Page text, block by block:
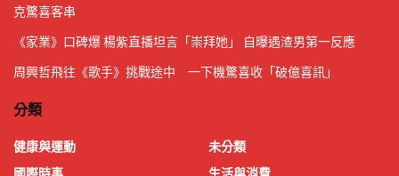
克驚喜客串
《家業》口碑爆 楊紫直播坦言「崇拜她」 自曝遇渣男第一反應
周興哲飛往《歌手》挑戰途中 一下機驚喜收「破億喜訊」
分類
健康與運動
國際時事
未分類
生活與消費